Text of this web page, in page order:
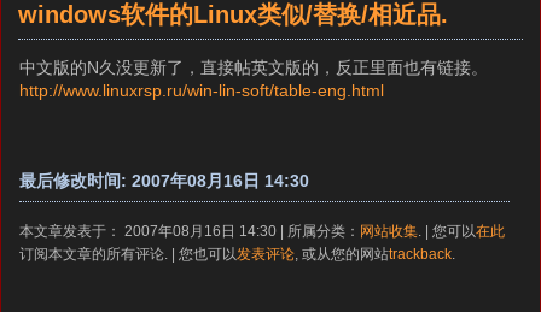
windows软件的Linux类似/替换/相近品.
中文版的N久没更新了，直接帖英文版的，反正里面也有链接。
http://www.linuxrsp.ru/win-lin-soft/table-eng.html
最后修改时间: 2007年08月16日 14:30
本文章发表于： 2007年08月16日 14:30 | 所属分类： 网站收集 . | 您可以在此
订阅本文章的所有评论. | 您也可以 发表评论 , 或从您的网站trackback